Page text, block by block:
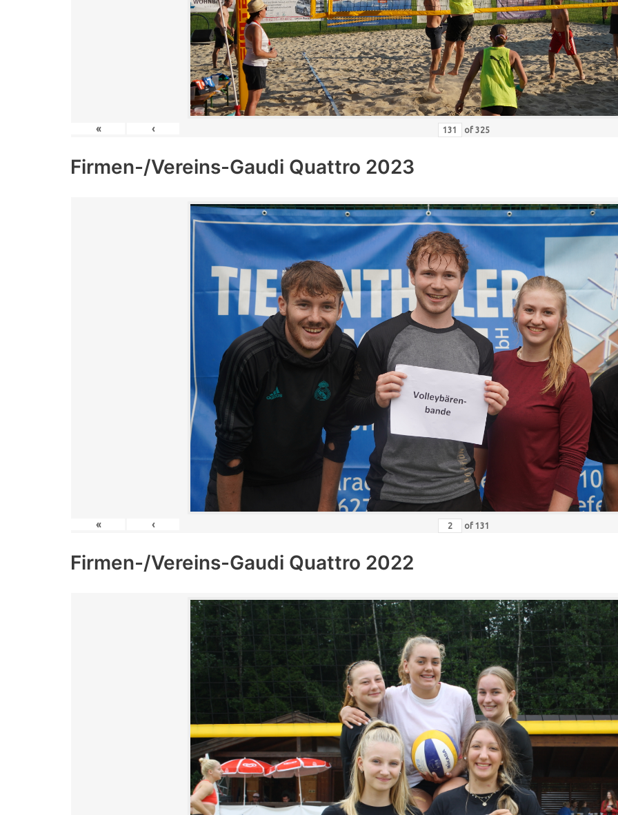
« ‹ of 325
Firmen-/Vereins-Gaudi Quattro 2023
« ‹ of 131
Firmen-/Vereins-Gaudi Quattro 2022